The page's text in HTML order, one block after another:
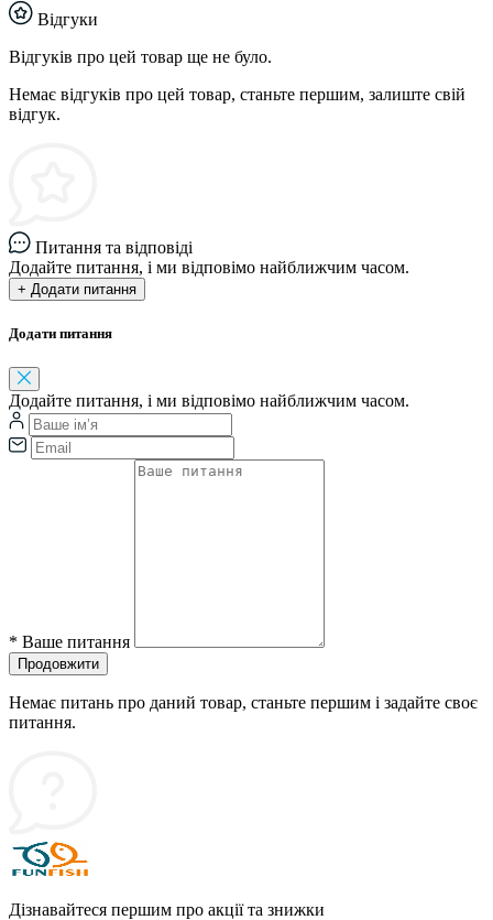
Відгуки
Відгуків про цей товар ще не було.
Немає відгуків про цей товар, станьте першим, залиште свій
відгук.
Питання та відповіді
Додайте питання, і ми відповімо найближчим часом.
+ Додати питання
Додати питання
Додайте питання, і ми відповімо найближчим часом.
* Ваше питання
Продовжити
Немає питань про даний товар, станьте першим і задайте своє
питання.
Дізнавайтеся першим про акції та знижки